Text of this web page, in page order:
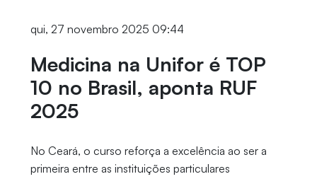
qui, 27 novembro 2025 09:44
Medicina na Unifor é TOP
10 no Brasil, aponta RUF
2025
No Ceará, o curso reforça a excelência ao ser a
primeira entre as instituições particulares